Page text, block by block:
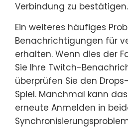
Verbindung zu bestätigen.
Ein weiteres häufiges
Benachrichtigungen für
erhalten. Wenn dies der
Sie Ihre Twitch-
überprüfen Sie den
Spiel. Manchmal kann
erneute Anmelden in